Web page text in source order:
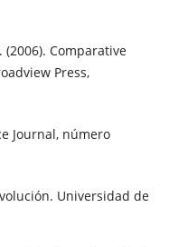
(2006). Comparative
Press,
Journal, número
Universidad de